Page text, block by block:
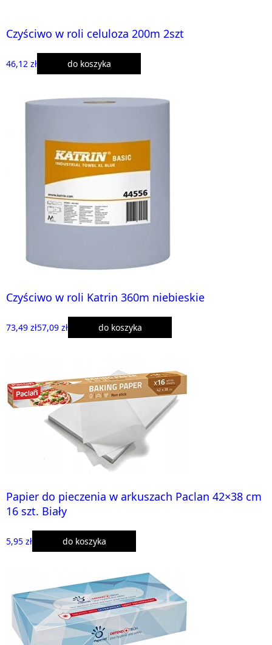
Czyściwo w roli celuloza 200m 2szt
46,12 zł do koszyka
Czyściwo w roli Katrin 360m niebieskie
73,49 zł57,09 zł do koszyka
Papier do pieczenia w arkuszach Paclan 42×38 cm
16 szt. Biały
5,95 zł do koszyka